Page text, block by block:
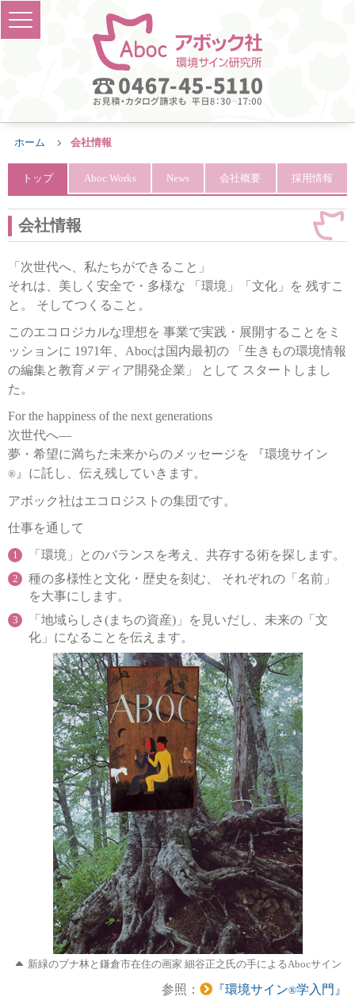
ホーム 会社情報
トップ Aboc Works News 会社概要 採用情報
会社情報
「次世代へ、私たちができること」
それは、美しく安全で・多様な 「環境」「文化」を 残すこ
と。 そしてつくること。
このエコロジカルな理想を 事業で実践・展開することをミ
ッションに 1971年、Abocは国内最初の 「生きもの環境情報
の編集と教育メディア開発企業」 として スタートしまし
た。
For the happiness of the next generations
次世代へ―
夢・希望に満ちた未来からのメッセージを 『環境サイン
® 』に託し、伝え残していきます。
アボック社はエコロジストの集団です。
仕事を通して
「環境」とのバランスを考え、共存する術を探します。
種の多様性と文化・歴史を刻む、 それぞれの「名前」
を大事にします。
「地域らしさ(まちの資産)」を見いだし、未来の「文
化」になることを伝えます。
新緑のブナ林と鎌倉市在住の画家 細谷正之氏の手によるAbocサイン
参照： 『環境サイン®学入門』